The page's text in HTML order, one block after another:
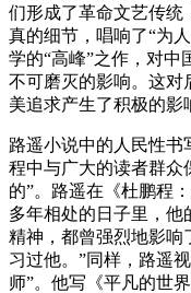
们形成了革命文艺传统
真的细节，唱响了“为
学的“高峰”之作，对中
不可磨灭的影响。这对
美追求产生了积极的影
路遥小说中的人民性书
程中与广大的读者群众
的”。路遥在《杜鹏程
多年相处的日子里，他
精神，都曾强烈地影响
习过他。”同样，路遥
师”。他写《平凡的世